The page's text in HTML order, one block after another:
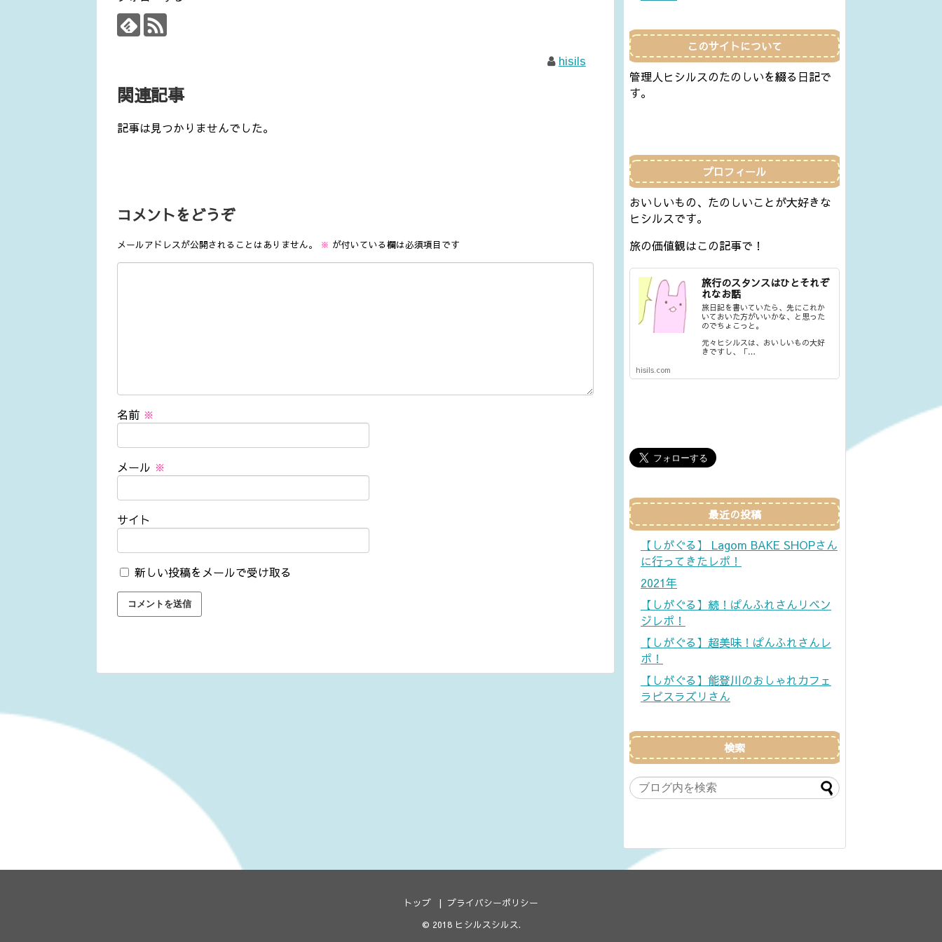
hisils
関連記事
記事は見つかりませんでした。
コメントをどうぞ
メールアドレスが公開されることはありません。 ※ が付いている欄は必須項目です
名前 ※
メール ※
サイト
新しい投稿をメールで受け取る
このサイトについて
管理人ヒシルスのたのしいを綴る日記で
す。
プロフィール
おいしいもの、たのしいことが大好きな
ヒシルスです。
旅の価値観はこの記事で！
旅行のスタンスはひとそれぞ
れなお話
旅日記を書いていたら、先にこれか
いておいた方がいいかな、と思った
のでちょこっと。
元々ヒシルスは、おいしいもの大好
きですし、「…
hisils.com
最近の投稿
【しがぐる】 Lagom BAKE SHOPさん
に行ってきたレポ！
2021年
【しがぐる】続！ぱんふれさんリベン
ジレポ！
【しがぐる】超美味！ぱんふれさんレ
ポ！
【しがぐる】能登川のおしゃれカフェ
ラピスラズリさん
検索
トップ
プライバシーポリシー
© 2018 ヒシルスシルス.